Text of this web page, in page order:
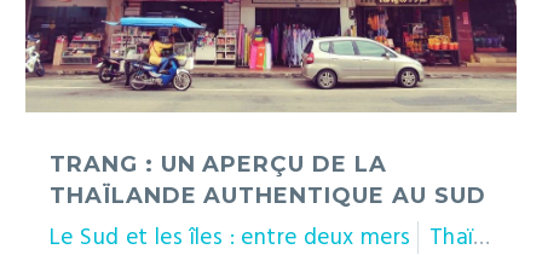
Thaïlande
authentique
au
TRANG : UN APERÇU DE LA
THAÏLANDE AUTHENTIQUE AU SUD
Le Sud et les îles : entre deux mers Thaïlande